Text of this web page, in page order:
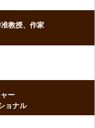
教授、作家
ー
ョナル